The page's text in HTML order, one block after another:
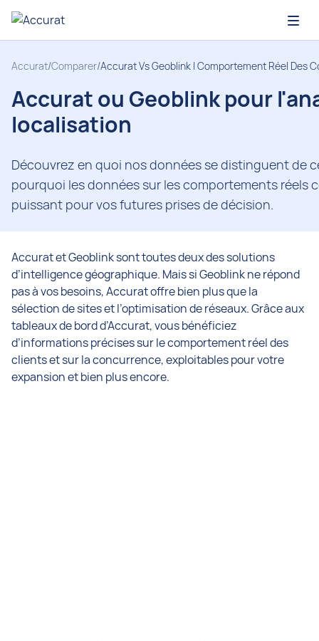
Open
Accurat/Comparer/Accurat Vs Geoblink | Comportement Réel Des
Accurat ou Geoblink pour
localisation
Découvrez en quoi nos données se distinguent de
pourquoi les données sur les comportements
puissant pour vos futures prises de décision.
Accurat et Geoblink sont toutes deux des solutions
d’intelligence géographique. Mais si Geoblink ne répond
pas à vos besoins, Accurat offre bien plus que la
sélection de sites et l’optimisation de réseaux. Grâce aux
tableaux de bord d’Accurat, vous bénéficiez
d’informations précises sur le comportement réel des
clients et sur la concurrence, exploitables pour votre
expansion et bien plus encore.